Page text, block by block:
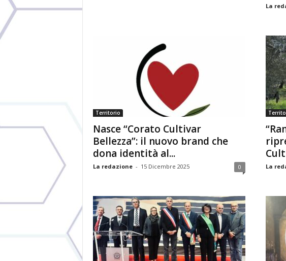
La
Territorio
Nasce “Corato Cultivar
Bellezza”: il nuovo brand che
dona identità al...
La redazione - 15 Dicembre 2025 0 La